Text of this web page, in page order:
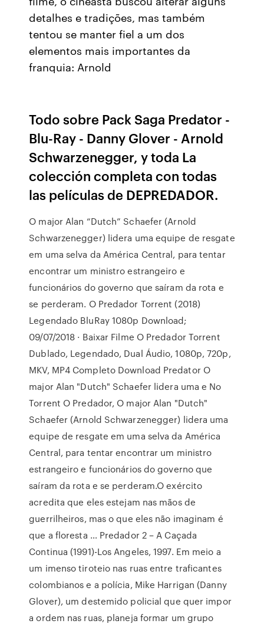
detalhes e tradições, mas também
tentou se manter fiel a um dos
elementos mais importantes da
franquia: Arnold
Todo sobre Pack Saga Predator -
Blu-Ray - Danny Glover - Arnold
Schwarzenegger, y toda La
colección completa con todas
las películas de DEPREDADOR.
O major Alan “Dutch” Schaefer (Arnold
Schwarzenegger) lidera uma equipe de resgate
em uma selva da América Central, para tentar
encontrar um ministro estrangeiro e
funcionários do governo que saíram da rota e
se perderam. O Predador Torrent (2018)
Legendado BluRay 1080p Download;
09/07/2018 · Baixar Filme O Predador Torrent
Dublado, Legendado, Dual Áudio, 1080p, 720p,
MKV, MP4 Completo Download Predator O
major Alan "Dutch" Schaefer lidera uma e No
Torrent O Predador, O major Alan "Dutch"
Schaefer (Arnold Schwarzenegger) lidera uma
equipe de resgate em uma selva da América
Central, para tentar encontrar um ministro
estrangeiro e funcionários do governo que
saíram da rota e se perderam.O exército
acredita que eles estejam nas mãos de
guerrilheiros, mas o que eles não imaginam é
que a floresta … Predador 2 – A Caçada
Continua (1991)-Los Angeles, 1997. Em meio a
um imenso tiroteio nas ruas entre traficantes
colombianos e a polícia, Mike Harrigan (Danny
Glover), um destemido policial que quer impor
a ordem nas ruas, planeja formar um grupo